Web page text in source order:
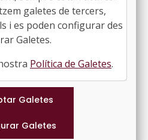
2026
28 de novembre, per la
del Consell
de Suport a la Iniciativa
la convocatòria per a la
en règim de concurrència no
de fons bibliogràfics o
del Sistema de
per a circuits i
sense ànim
galetes de tercers,
i es poden configurar des
Galetes.
Política de Galetes.